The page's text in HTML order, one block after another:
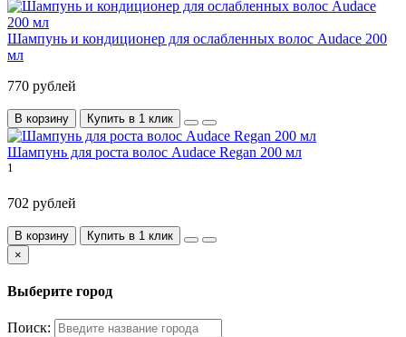
Шампунь и кондиционер для ослабленных волос Audace 200
мл
770 рублей
В корзину Купить в 1 клик
Шампунь для роста волос Audace Regan 200 мл
1
702 рублей
В корзину
Купить в 1 клик
×
Выберите город
Поиск: